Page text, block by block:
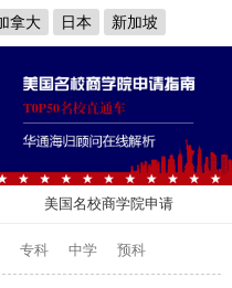
拿大 日本 新加坡
美国名校商学院申请
专科 中学 预科